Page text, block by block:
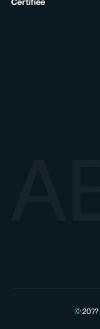
© 20??